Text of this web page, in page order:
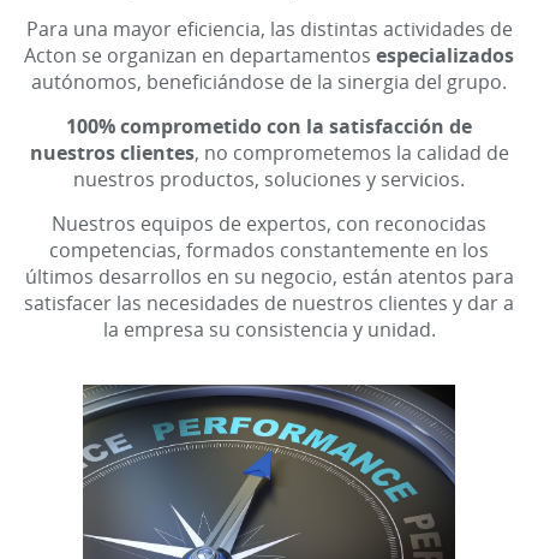
Para una mayor eficiencia, las distintas actividades de
Acton se organizan en departamentos especializados
autónomos, beneficiándose de la sinergia del grupo.
100% comprometido con la satisfacción de
nuestros clientes, no comprometemos la calidad de
nuestros productos, soluciones y servicios.
Nuestros equipos de expertos, con reconocidas
competencias, formados constantemente en los
últimos desarrollos en su negocio, están atentos para
satisfacer las necesidades de nuestros clientes y dar a
la empresa su consistencia y unidad.